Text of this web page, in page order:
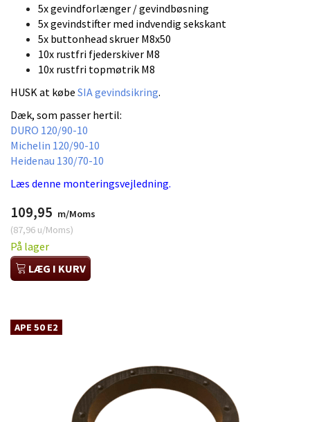
5x gevindforlænger / gevindbøsning
5x gevindstifter med indvendig sekskant
5x buttonhead skruer M8x50
10x rustfri fjederskiver M8
10x rustfri topmøtrik M8
HUSK at købe SIA gevindsikring.
Dæk, som passer hertil:
DURO 120/90-10
Michelin 120/90-10
Heidenau 130/70-10
Læs denne monteringsvejledning.
109,95 m/Moms
(87,96 u/Moms)
På lager
LÆG I KURV
APE 50 E2